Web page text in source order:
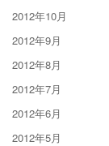
2012年10月
2012年9月
2012年8月
2012年7月
2012年6月
2012年5月